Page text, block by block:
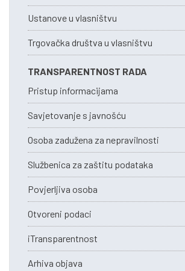
Ustanove u vlasništvu
Trgovačka društva u vlasništvu
TRANSPARENTNOST RADA
Pristup informacijama
Savjetovanje s javnošću
Osoba zadužena za nepravilnosti
Službenica za zaštitu podataka
Povjerljiva osoba
Otvoreni podaci
iTransparentnost
Arhiva objava